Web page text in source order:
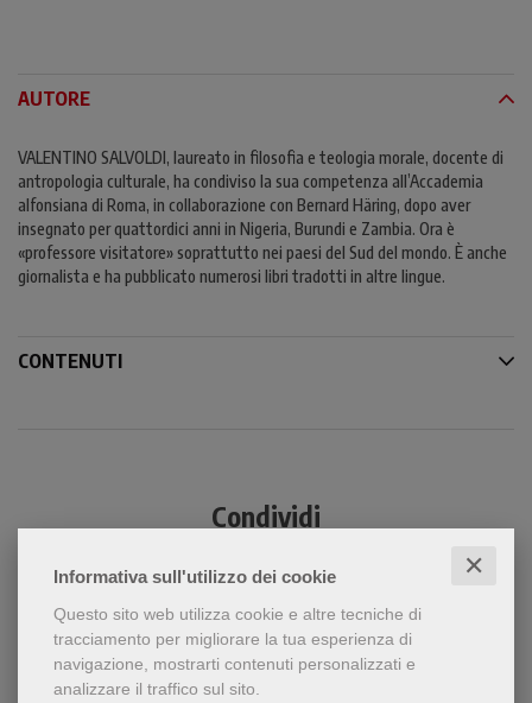
Informativa sull'utilizzo dei cookie ✕
Questo sito web utilizza cookie e altre tecniche di
tracciamento per migliorare la tua esperienza di
navigazione, mostrarti contenuti personalizzati e
analizzare il traffico sul sito.
AUTORE
VALENTINO SALVOLDI, laureato in filosofia e teologia morale, docente di
antropologia culturale, ha condiviso la sua competenza all’Accademia
alfonsiana di Roma, in collaborazione con Bernard Häring, dopo aver
insegnato per quattordici anni in Nigeria, Burundi e Zambia. Ora è
«professore visitatore» soprattutto nei paesi del Sud del mondo. È anche
giornalista e ha pubblicato numerosi libri tradotti in altre lingue.
CONTENUTI
Condividi